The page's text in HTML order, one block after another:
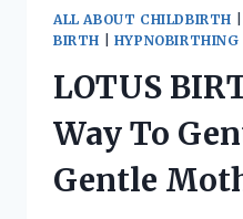
ALL ABOUT CHILDBIRTH
BIRTH
HYPNOBIRTHING
LOTUS
Way To
Gentle